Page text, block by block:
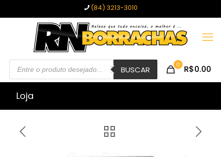
(84) 3213-3010
Pesquisar
produtos BUSCAR 0 R$0.00
Loja